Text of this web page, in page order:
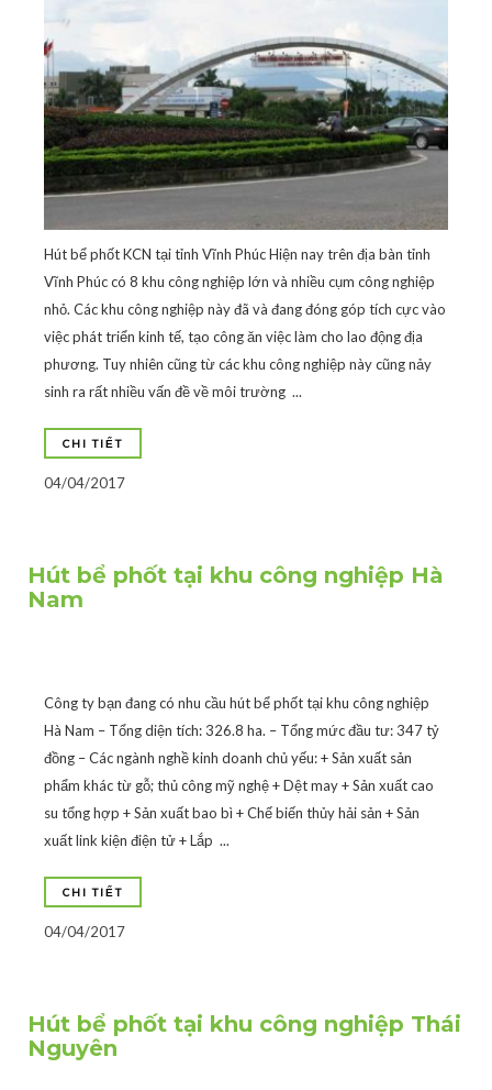
Hút bể phốt KCN tại tỉnh Vĩnh Phúc Hiện nay trên địa bàn tỉnh
Vĩnh Phúc có 8 khu công nghiệp lớn và nhiều cụm công nghiệp
nhỏ. Các khu công nghiệp này đã và đang đóng góp tích cực vào
việc phát triển kinh tế, tạo công ăn việc làm cho lao động địa
phương. Tuy nhiên cũng từ các khu công nghiệp này cũng nảy
sinh ra rất nhiều vấn đề về môi trường ...
CHI TIẾT
04/04/2017
Hút bể phốt tại khu công nghiệp Hà
Nam
Công ty bạn đang có nhu cầu hút bể phốt tại khu công nghiệp
Hà Nam – Tổng diện tích: 326.8 ha. – Tổng mức đầu tư: 347 tỷ
đồng – Các ngành nghề kinh doanh chủ yếu: + Sản xuất sản
phẩm khác từ gỗ; thủ công mỹ nghệ + Dệt may + Sản xuất cao
su tổng hợp + Sản xuất bao bì + Chế biến thủy hải sản + Sản
xuất link kiện điện tử + Lắp ...
CHI TIẾT
04/04/2017
Hút bể phốt tại khu công nghiệp Thái
Nguyên